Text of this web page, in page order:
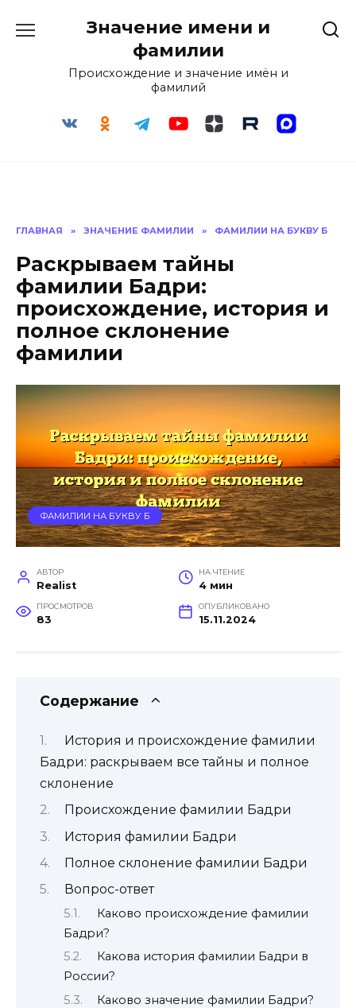
Значение имени и
фамилии
Происхождение и значение имён и
фамилий
ГЛАВНАЯ » ЗНАЧЕНИЕ ФАМИЛИИ » ФАМИЛИИ НА БУКВУ Б
Раскрываем тайны
фамилии Бадри:
происхождение, история и
полное склонение
фамилии
ФАМИЛИИ НА БУКВУ Б
АВТОР
Realist
НА ЧТЕНИЕ
4 мин
ПРОСМОТРОВ
83
ОПУБЛИКОВАНО
15.11.2024
Содержание
История и происхождение фамилии
Бадри: раскрываем все тайны и полное
склонение
Происхождение фамилии Бадри
История фамилии Бадри
Полное склонение фамилии Бадри
Вопрос-ответ
Каково происхождение фамилии
Бадри?
Какова история фамилии Бадри в
России?
Каково значение фамилии Бадри?